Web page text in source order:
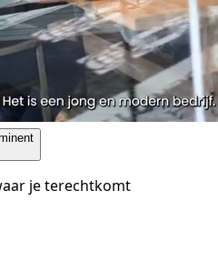
je terechtkomt